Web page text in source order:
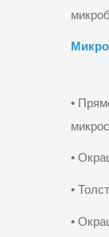
•
•
•
•